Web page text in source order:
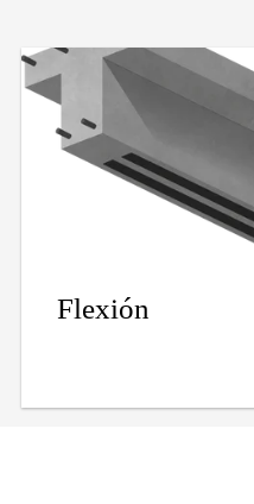
Flexión